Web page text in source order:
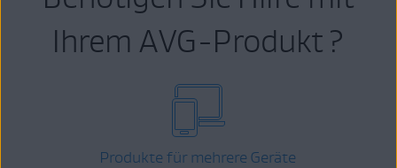
Ihrem AVG-Produkt ?
Produkte für mehrere Geräte